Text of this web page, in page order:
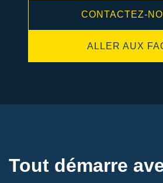
CONTACTEZ-
ALLER AUX
Tout démarre